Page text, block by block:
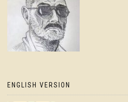
ENGLISH VERSION